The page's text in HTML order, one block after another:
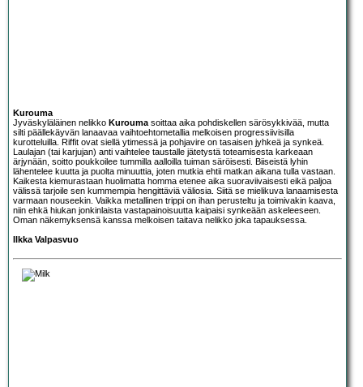
Kurouma
Jyväskyläläinen nelikko Kurouma soittaa aika pohdiskellen särösykkivää, mutta
silti päällekäyvän lanaavaa vaihtoehtometallia melkoisen progressiivisilla
kurotteluilla. Riffit ovat siellä ytimessä ja pohjavire on tasaisen jyhkeä ja synkeä.
Laulajan (tai karjujan) anti vaihtelee taustalle jätetystä toteamisesta karkeaan
ärjynään, soitto poukkoilee tummilla aalloilla tuiman säröisesti. Biiseistä lyhin
lähentelee kuutta ja puolta minuuttia, joten mutkia ehtii matkan aikana tulla vastaan.
Kaikesta kiemurastaan huolimatta homma etenee aika suoraviivaisesti eikä paljoa
välissä tarjoile sen kummempia hengittäviä väliosia. Siitä se mielikuva lanaamisesta
varmaan nouseekin. Vaikka metallinen trippi on ihan perusteltu ja toimivakin kaava,
niin ehkä hiukan jonkinlaista vastapainoisuutta kaipaisi synkeään askeleeseen.
Oman näkemyksensä kanssa melkoisen taitava nelikko joka tapauksessa.
Ilkka Valpasvuo